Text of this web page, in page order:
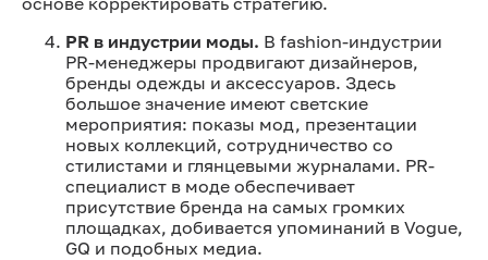
PR в индустрии моды. В fashion-индустрии
PR-менеджеры продвигают дизайнеров,
бренды одежды и аксессуаров. Здесь
большое значение имеют светские
мероприятия: показы мод, презентации
новых коллекций, сотрудничество со
стилистами и глянцевыми журналами. PR-
специалист в моде обеспечивает
присутствие бренда на самых громких
площадках, добивается упоминаний в Vogue,
GQ и подобных медиа.